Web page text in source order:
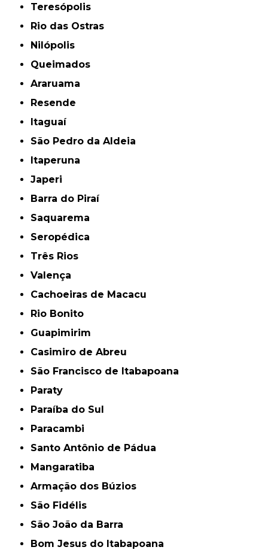
Teresópolis
Rio das Ostras
Nilópolis
Queimados
Araruama
Resende
Itaguaí
São Pedro da Aldeia
Itaperuna
Japeri
Barra do Piraí
Saquarema
Seropédica
Três Rios
Valença
Cachoeiras de Macacu
Rio Bonito
Guapimirim
Casimiro de Abreu
São Francisco de Itabapoana
Paraty
Paraíba do Sul
Paracambi
Santo Antônio de Pádua
Mangaratiba
Armação dos Búzios
São Fidélis
São João da Barra
Bom Jesus do Itabapoana